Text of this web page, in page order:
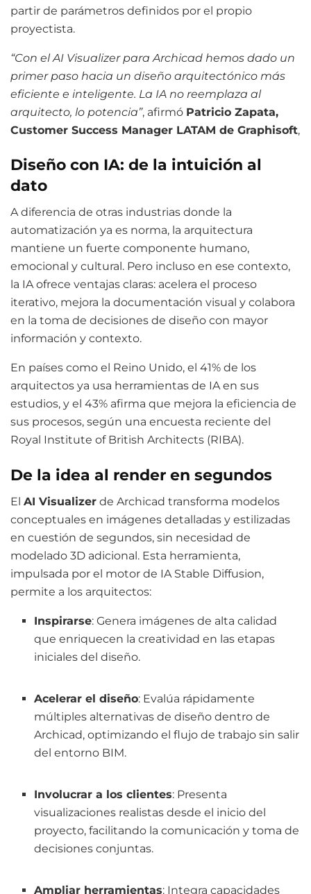
partir de parámetros definidos por el propio
proyectista.
“Con el AI Visualizer para Archicad hemos dado un
primer paso hacia un diseño arquitectónico más
eficiente e inteligente. La IA no reemplaza al
arquitecto, lo potencia”, afirmó Patricio Zapata,
Customer Success Manager LATAM de Graphisoft,
Diseño con IA: de la intuición al
dato
A diferencia de otras industrias donde la
automatización ya es norma, la arquitectura
mantiene un fuerte componente humano,
emocional y cultural. Pero incluso en ese contexto,
la IA ofrece ventajas claras: acelera el proceso
iterativo, mejora la documentación visual y colabora
en la toma de decisiones de diseño con mayor
información y contexto.
En países como el Reino Unido, el 41% de los
arquitectos ya usa herramientas de IA en sus
estudios, y el 43% afirma que mejora la eficiencia de
sus procesos, según una encuesta reciente del
Royal Institute of British Architects (RIBA).
De la idea al render en segundos
El AI Visualizer de Archicad transforma modelos
conceptuales en imágenes detalladas y estilizadas
en cuestión de segundos, sin necesidad de
modelado 3D adicional. Esta herramienta,
impulsada por el motor de IA Stable Diffusion,
permite a los arquitectos:​
Inspirarse: Genera imágenes de alta calidad
que enriquecen la creatividad en las etapas
iniciales del diseño.​
Acelerar el diseño: Evalúa rápidamente
múltiples alternativas de diseño dentro de
Archicad, optimizando el flujo de trabajo sin salir
del entorno BIM.​
Involucrar a los clientes: Presenta
visualizaciones realistas desde el inicio del
proyecto, facilitando la comunicación y toma de
decisiones conjuntas.​
Ampliar herramientas: Integra capacidades